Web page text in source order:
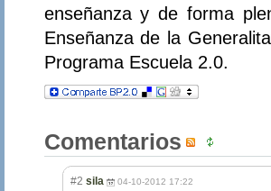
enseñanza y de forma
Enseñanza de la
Programa Escuela 2.0.
Comentarios
#2 sila 04-10-2012 17:22